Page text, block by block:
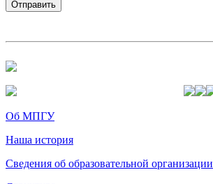
Об МПГУ
Наша история
Сведения об образовательной организации